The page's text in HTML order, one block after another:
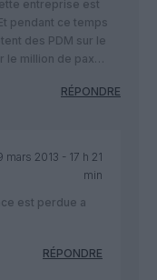
entreprise est
pendant ce temps
des PDM sur le
le million de pax…
RÉPONDRE
mars 2013 - 17 h 21
min
est perdue a
RÉPONDRE